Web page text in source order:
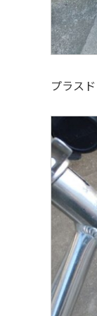
プラス